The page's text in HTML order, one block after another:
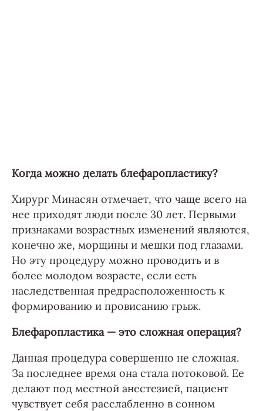
Когда можно делать блефаропластику?
Хирург Минасян отмечает, что чаще всего на
нее приходят люди после 30 лет. Первыми
признаками возрастных изменений являются,
конечно же, морщины и мешки под глазами.
Но эту процедуру можно проводить и в
более молодом возрасте, если есть
наследственная предрасположенность к
формированию и провисанию грыж.
Блефаропластика — это сложная операция?
Данная процедура совершенно не сложная.
За последнее время она стала потоковой. Ее
делают под местной анестезией, пациент
чувствует себя расслабленно в сонном